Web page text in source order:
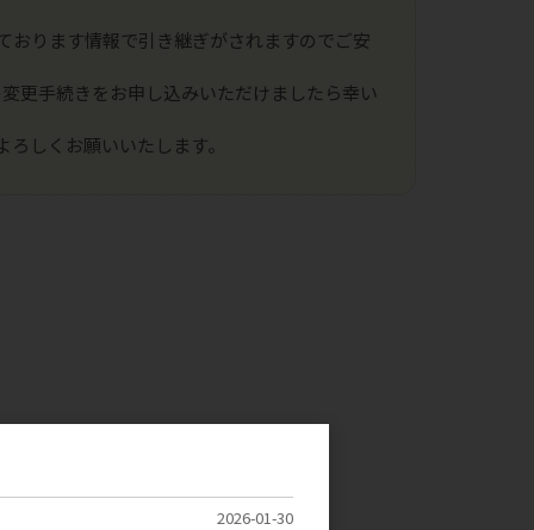
ります情報で引き継ぎがされますのでご安
更手続きをお申し込みいただけましたら幸い
しくお願いいたします。
2026-01-30